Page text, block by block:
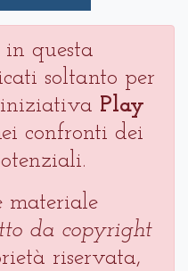
in questa
soltanto per
Play
confronti dei
materiale
da copyright
riservata,